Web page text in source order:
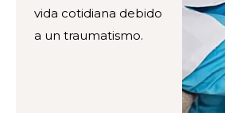
vida cotidiana debido
a un traumatismo.